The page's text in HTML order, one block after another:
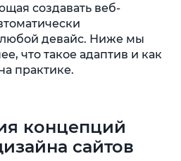
создавать веб-
девайс. Ниже мы
что такое адаптив и как
практике.
концепций
сайтов